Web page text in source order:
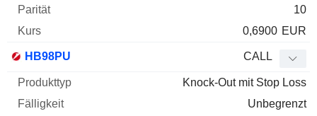
10
0,6900 EUR
HB98PU CALL
Knock-Out mit Stop Loss
Unbegrenzt